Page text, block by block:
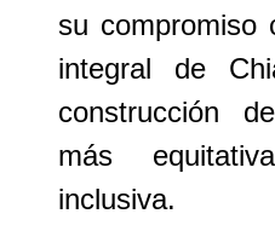
su compromiso
integral de
construcción
más
inclusiva.